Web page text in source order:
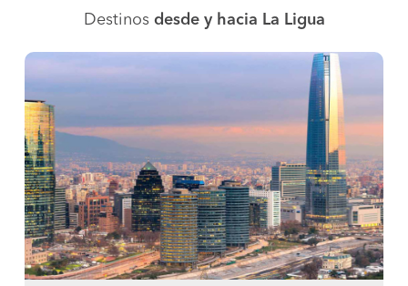
Destinos desde y hacia La Ligua